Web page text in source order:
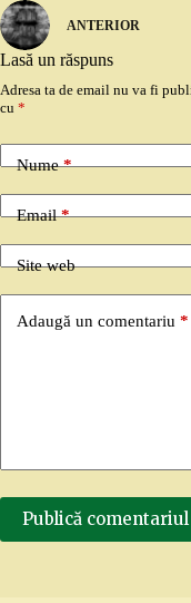
ANTERIOR
Lasă un răspuns
Adresa ta de email nu va fi
cu *
Nume*
Email*
Site web
Adaugă un comentariu *
Publică comentariul